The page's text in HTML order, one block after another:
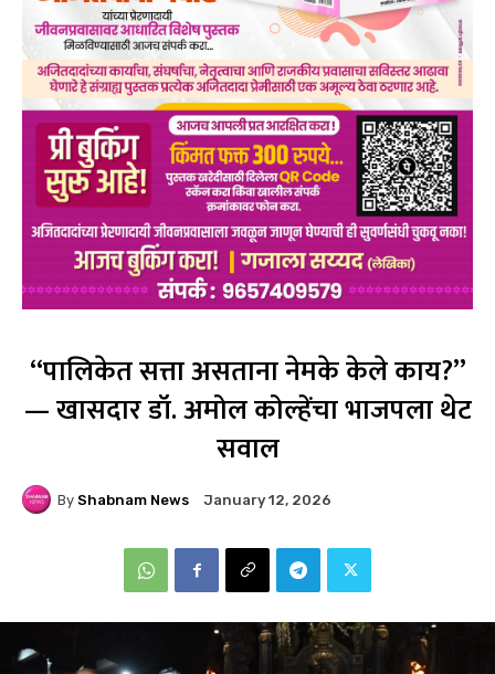
“पालिकेत सत्ता असताना नेमके केले काय?”
— खासदार डॉ. अमोल कोल्हेंचा भाजपला थेट
सवाल
By Shabnam News January 12, 2026